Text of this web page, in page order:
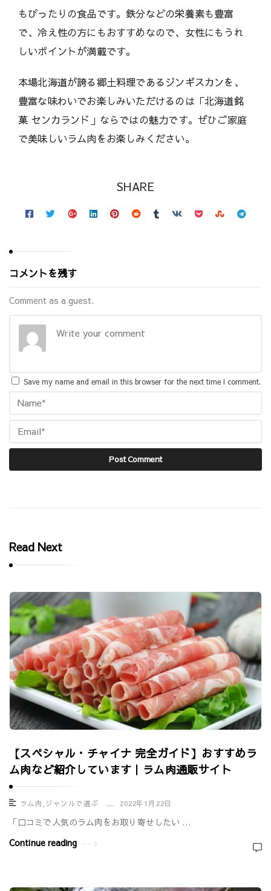
もぴったりの食品です。鉄分などの栄養素も豊富
で、冷え性の方にもおすすめなので、女性にもうれ
しいポイントが満載です。
本場北海道が誇る郷土料理であるジンギスカンを、
豊富な味わいでお楽しみいただけるのは「北海道銘
菓 センカランド」ならではの魅力です。ぜひご家庭
で美味しいラム肉をお楽しみください。
SHARE
コメントを残す
Comment as a guest.
Save my name and email in this browser for the next time I comment.
Read Next
【スペシャル・チャイナ 完全ガイド】おすすめラ
ム肉など紹介しています｜ラム肉通販サイト
ラム肉 ジャンルで選ぶ 2022年1月22日
「口コミで人気のラム肉をお取り寄せしたい …
Continue reading